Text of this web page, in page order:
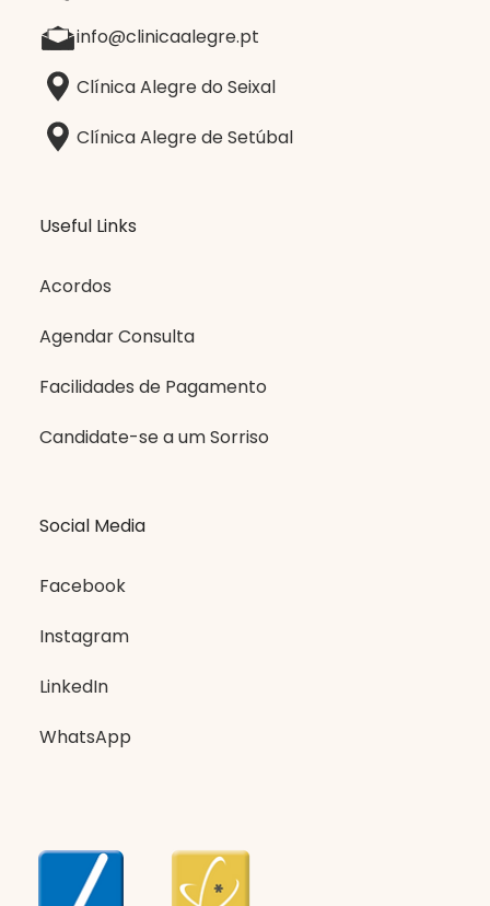
info@clinicaalegre.pt
Clínica Alegre do Seixal
Clínica Alegre de Setúbal
Useful Links
Acordos
Agendar Consulta
Facilidades de Pagamento
Candidate-se a um Sorriso
Social Media
Facebook
Instagram
LinkedIn
WhatsApp